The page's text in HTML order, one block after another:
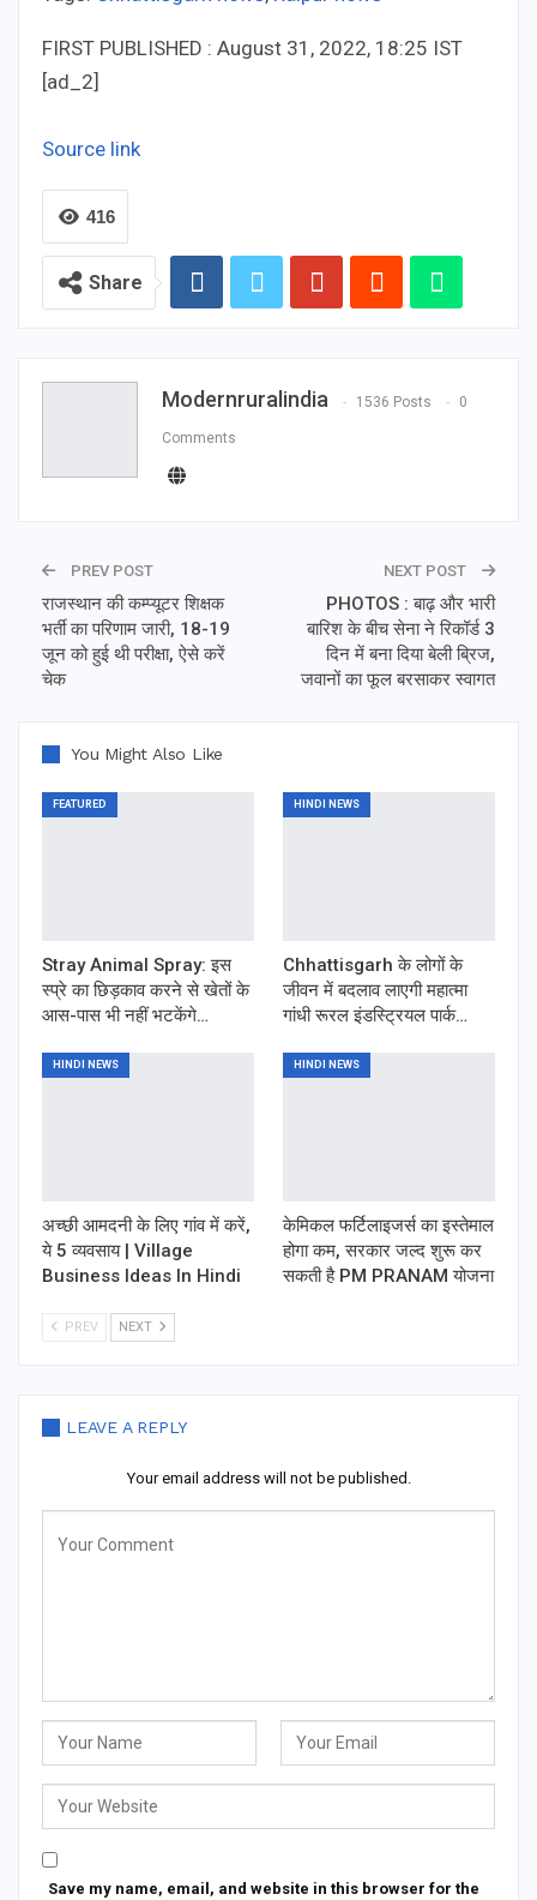
FIRST PUBLISHED : August 31, 2022, 18:25 IST
[ad_2]
Source link
416
Share
Modernruralindia 1536 Posts 0
Comments
PREV POST
राजस्थान की कम्प्यूटर शिक्षक
भर्ती का परिणाम जारी, 18-19
जून को हुई थी परीक्षा, ऐसे करें
चेक
NEXT POST
PHOTOS : बाढ़ और भारी
बारिश के बीच सेना ने रिकॉर्ड 3
दिन में बना दिया बेली ब्रिज,
जवानों का फूल बरसाकर स्वागत
You Might Also Like
FEATURED
Stray Animal Spray: इस
स्प्रे का छिड़काव करने से खेतों के
आस-पास भी नहीं भटकेंगे…
HINDI NEWS
Chhattisgarh के लोगों के
जीवन में बदलाव लाएगी महात्मा
गांधी रूरल इंडस्ट्रियल पार्क…
HINDI NEWS
अच्छी आमदनी के लिए गांव में करें,
ये 5 व्यवसाय | Village
Business Ideas In Hindi
HINDI NEWS
केमिकल फर्टिलाइजर्स का इस्तेमाल
होगा कम, सरकार जल्द शुरू कर
सकती है PM PRANAM योजना
PREV NEXT
LEAVE A REPLY
Your email address will not be published.
Save my name, email, and website in this browser for the